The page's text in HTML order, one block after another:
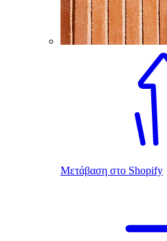
Μετάβαση στο Shopify